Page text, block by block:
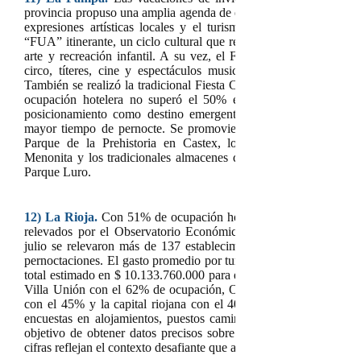
provincia propuso una amplia agenda de eventos gratuitos o
expresiones artísticas locales y el turismo regional. Una de
“FUA” itinerante, un ciclo cultural que recorrió varias
arte y recreación infantil. A su vez, el Festival de las
circo, títeres, cine y espectáculos musicales en plazas y
También se realizó la tradicional Fiesta Criolla en el Portón del
ocupación hotelera no superó el 50% en gran parte de la
posicionamiento como destino emergente, con el objetivo de
mayor tiempo de pernocte. Se promovieron atractivos como
Parque de la Prehistoria en Castex, los parques temáticos
Menonita y los tradicionales almacenes de ramos generales,
Parque Luro.
12) La Rioja. Con 51% de ocupación hotelera, estuvo por
relevados por el Observatorio Económico del Turismo
julio se relevaron más de 137 establecimientos de alojamiento,
pernoctaciones. El gasto promedio por turista fue de $ 87.000,
total estimado en $ 10.133.760.000 para el sector turístico
Villa Unión con el 62% de ocupación, Olta con el 55%,
con el 45% y la capital riojana con el 40%. A lo largo de las
encuestas en alojamientos, puestos camineros, vía pública y
objetivo de obtener datos precisos sobre el movimiento
cifras reflejan el contexto desafiante que atraviesa el sector